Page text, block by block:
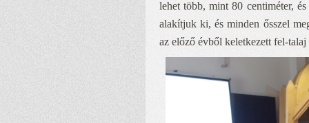
lehet több, mint 80 centiméter,
alakítjuk ki, és minden ősszel
az előző évből keletkezett fel-